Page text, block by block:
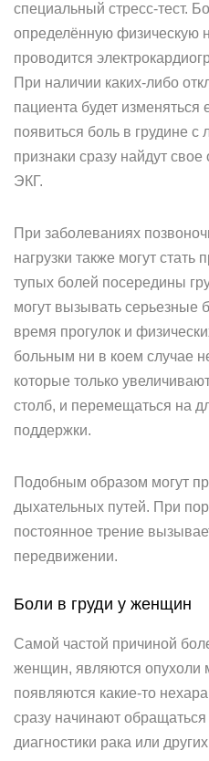
специальный стресс-тест.
определённую физическую
проводится
При наличии каких-либо
пациента будет изменяться
появиться боль в грудине с
признаки сразу найдут
ЭКГ.
При заболеваниях
нагрузки также могут стать
тупых болей посередины
могут вызывать
время прогулок и
больным ни в коем случае
которые только
столб, и перемещаться на
поддержки.
Подобным образом могут
дыхательных путей. При
постоянное трение
передвижении.
Боли в груди у женщин
Самой частой причиной
женщин, являются опухоли
появляются какие-то
сразу начинают
диагностики рака или